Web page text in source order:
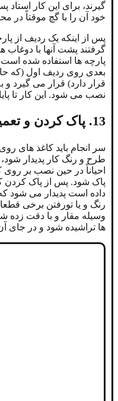
گیرند، برای این کار
خود آن را با گچ موقتاً در
پس از اینکه یک ردیف از
گرفتند پشت آنها با
پارچه ها استفاده شده
بعدی روی ردیف اول (که
قرار دارد) قرار می گیرد
نصب می شود. این کار تا
13. پاک کردن و تعمیر کاشی معرق
سر انجام باید کاغذ های
طرح و رنگ کار پدیدار
احیاناً در حین نصب بر روی
پاک شود. پس از پاک کردن
داده است پدیدار می شود
رنگ و یا تورفتن برخی
وسیله مقار و با دقت زده
ها تراشیده شود و در جای